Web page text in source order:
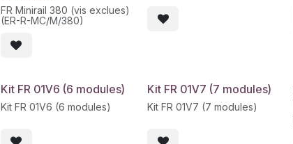
FR Minirail 380 (vis exclues)
(ER-R-MC/M/380)
Kit FR 01V6 (6 modules)
Kit FR 01V6 (6 modules)
Kit FR 01V7 (7 modules)
Kit FR 01V7 (7 modules)